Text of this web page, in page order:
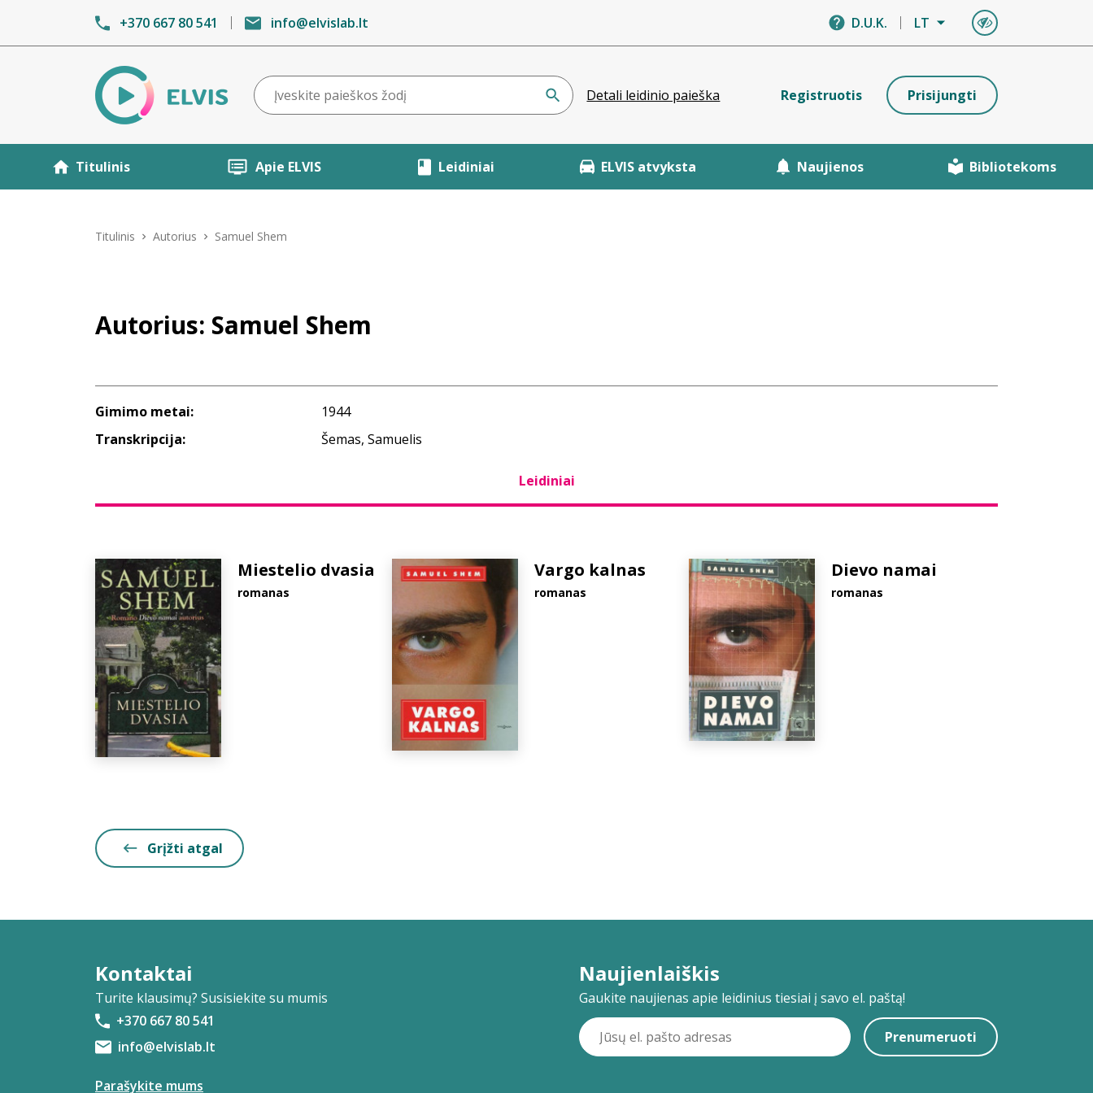
+370 667 80 541 info@elvislab.lt D.U.K. LT
Detali leidinio paieška Registruotis Prisijungti
Titulinis Apie ELVIS Leidiniai ELVIS atvyksta Naujienos Bibliotekoms
Titulinis Autorius Samuel Shem
Autorius: Samuel Shem
Gimimo metai:
1944
Transkripcija:
Šemas, Samuelis
Leidiniai
Miestelio dvasia
romanas
Vargo kalnas
romanas
Dievo namai
romanas
Grįžti atgal
Kontaktai
Turite klausimų? Susisiekite su mumis
+370 667 80 541
info@elvislab.lt
Parašykite mums
Naujienlaiškis
Gaukite naujienas apie leidinius tiesiai į savo el. paštą!
Prenumeruoti